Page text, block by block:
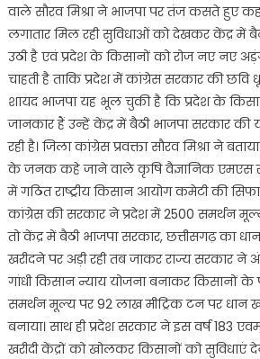
वाले सौरव मिश्रा ने भाजपा पर तंज कसते हुए
लगातार मिल रही सुविधाओं को देखकर केंद्र में
उठी है एवं प्रदेश के किसानों को रोज नए नए
चाहती है ताकि प्रदेश में कांग्रेस सरकार की
शायद भाजपा यह भूल चुकी है कि प्रदेश के
जानकार हैं उन्हें केंद्र में बैठी भाजपा सरकार
रही है। जिला कांग्रेस प्रवक्ता सौरव मिश्रा ने
के जनक कहे जाने वाले कृषि वैज्ञानिक एमएस
में गठित राष्ट्रीय किसान आयोग कमेटी की
कांग्रेस की सरकार ने प्रदेश में 2500 समर्थन
तो केंद्र में बैठी भाजपा सरकार, छत्तीसगढ़ का
खरीदने पर अड़ी रही तब जाकर राज्य सरकार ने
गांधी किसान न्याय योजना बनाकर किसानों
समर्थन मूल्य पर 92 लाख मीट्रिक टन पर धान
बनाया। साथ ही प्रदेश सरकार ने इस वर्ष 183
खरीदी केंद्रों को खोलकर किसानों को सुविधाएं